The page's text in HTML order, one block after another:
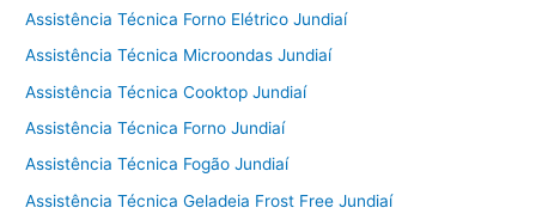
Assistência Técnica Forno Elétrico Jundiaí
Assistência Técnica Microondas Jundiaí
Assistência Técnica Cooktop Jundiaí
Assistência Técnica Forno Jundiaí
Assistência Técnica Fogão Jundiaí
Assistência Técnica Geladeia Frost Free Jundiaí